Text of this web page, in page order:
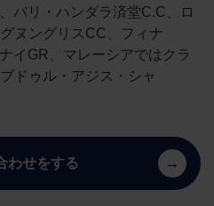
バリ・ハンダラ済堂C.C、ロ
ヌングリスCC、フィナ
イGR、マレーシアではクラ
ドゥル・アジス・シャ
わせをする